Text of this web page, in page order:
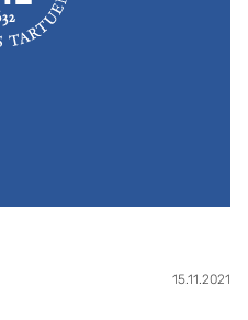
15.11.2021